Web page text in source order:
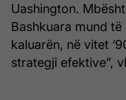
Uashington.
Bashkuara mund
kaluarën, në vitet
strategji efektive”,